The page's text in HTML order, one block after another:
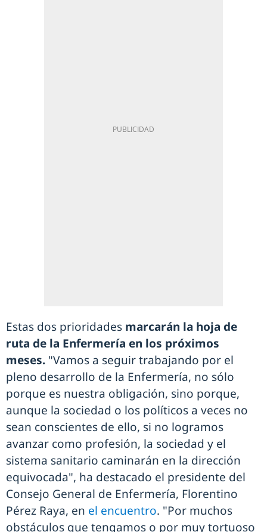
Estas dos prioridades marcarán la hoja de
ruta de la Enfermería en los próximos
meses. "Vamos a seguir trabajando por el
pleno desarrollo de la Enfermería, no sólo
porque es nuestra obligación, sino porque,
aunque la sociedad o los políticos a veces no
sean conscientes de ello, si no logramos
avanzar como profesión, la sociedad y el
sistema sanitario caminarán en la dirección
equivocada", ha destacado el presidente del
Consejo General de Enfermería, Florentino
Pérez Raya, en el encuentro. "Por muchos
obstáculos que tengamos o por muy tortuoso